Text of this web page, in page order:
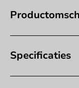
Specificaties